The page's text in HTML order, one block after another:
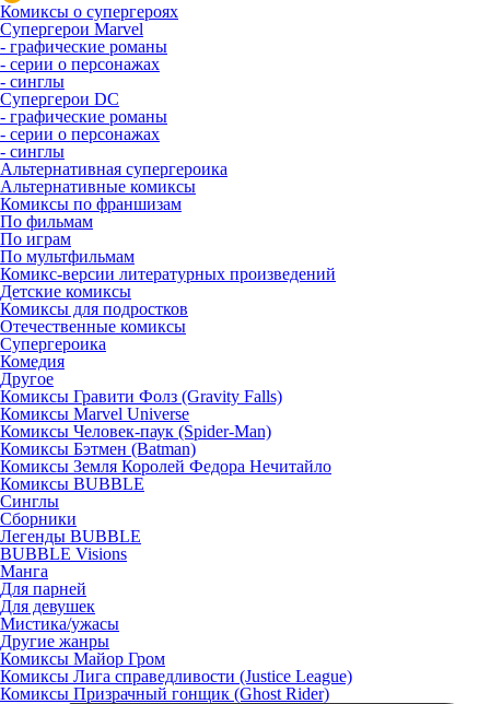
Комиксы о супергероях
Супергерои Marvel
- графические романы
- серии о персонажах
- синглы
Супергерои DC
- графические романы
- серии о персонажах
- синглы
Альтернативная супергероика
Альтернативные комиксы
Комиксы по франшизам
По фильмам
По играм
По мультфильмам
Комикс-версии литературных произведений
Детские комиксы
Комиксы для подростков
Отечественные комиксы
Супергероика
Комедия
Другое
Комиксы Гравити Фолз (Gravity Falls)
Комиксы Marvel Universe
Комиксы Человек-паук (Spider-Man)
Комиксы Бэтмен (Batman)
Комиксы Земля Королей Федора Нечитайло
Комиксы BUBBLE
Синглы
Сборники
Легенды BUBBLE
BUBBLE Visions
Манга
Для парней
Для девушек
Мистика/ужасы
Другие жанры
Комиксы Майор Гром
Комиксы Лига справедливости (Justice League)
Комиксы Призрачный гонщик (Ghost Rider)